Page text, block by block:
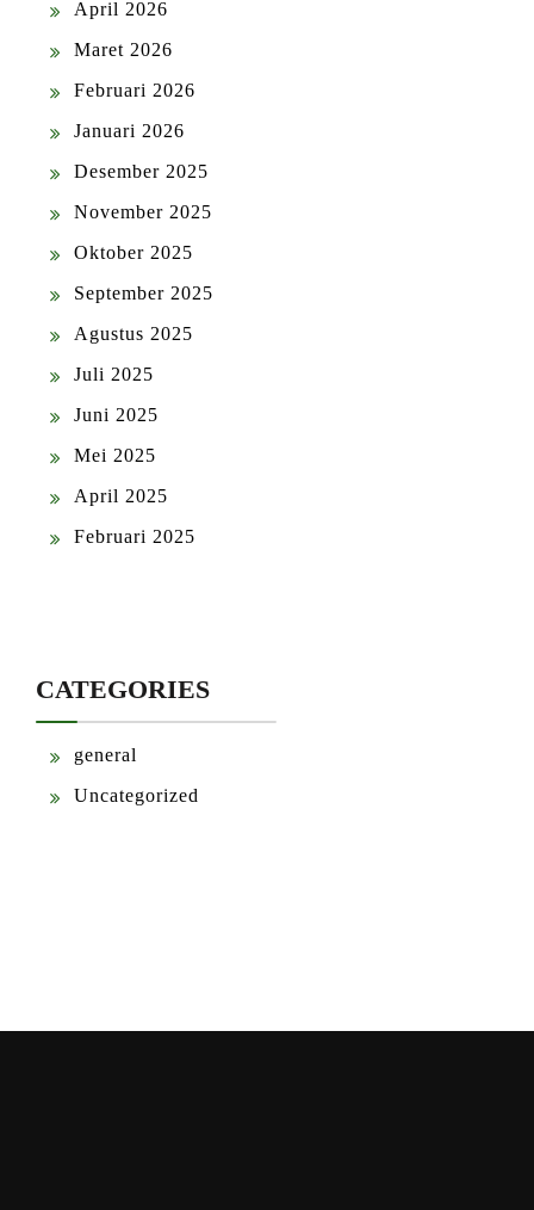
April 2026
Maret 2026
Februari 2026
Januari 2026
Desember 2025
November 2025
Oktober 2025
September 2025
Agustus 2025
Juli 2025
Juni 2025
Mei 2025
April 2025
Februari 2025
CATEGORIES
general
Uncategorized